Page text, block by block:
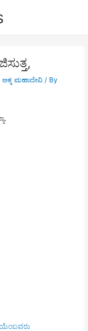
ಅಕ್ಕ ಮಹಾದೇವಿ / By